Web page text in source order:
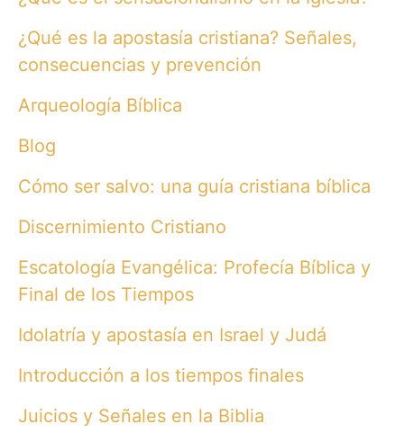
c
f
o
r
¿Qué es la apostasía cristiana? Señales,
consecuencias y prevención
Arqueología Bíblica
Blog
Cómo ser salvo: una guía cristiana bíblica
Discernimiento Cristiano
Escatología Evangélica: Profecía Bíblica y
Final de los Tiempos
Idolatría y apostasía en Israel y Judá
Introducción a los tiempos finales
Juicios y Señales en la Biblia